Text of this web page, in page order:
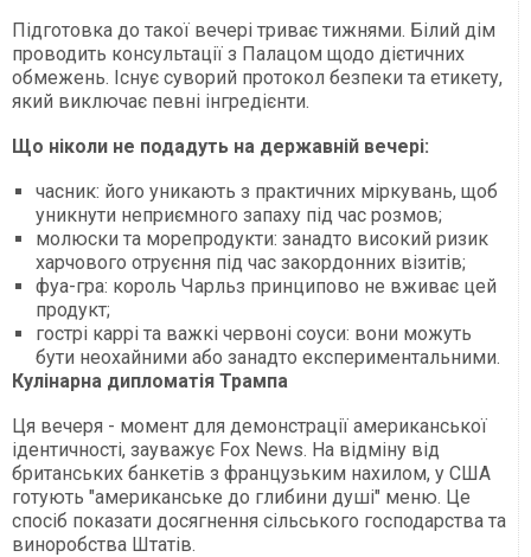
Підготовка до такої вечері триває тижнями. Білий дім
проводить консультації з Палацом щодо дієтичних
обмежень. Існує суворий протокол безпеки та етикету,
який виключає певні інгредієнти.
Що ніколи не подадуть на державній вечері:
часник: його уникають з практичних міркувань, щоб
уникнути неприємного запаху під час розмов;
молюски та морепродукти: занадто високий ризик
харчового отруєння під час закордонних візитів;
фуа-гра: король Чарльз принципово не вживає цей
продукт;
гострі каррі та важкі червоні соуси: вони можуть
бути неохайними або занадто експериментальними.
Кулінарна дипломатія Трампа
Ця вечеря - момент для демонстрації американської
ідентичності, зауважує Fox News. На відміну від
британських банкетів з французьким нахилом, у США
готують "американське до глибини душі" меню. Це
спосіб показати досягнення сільського господарства та
виноробства Штатів.